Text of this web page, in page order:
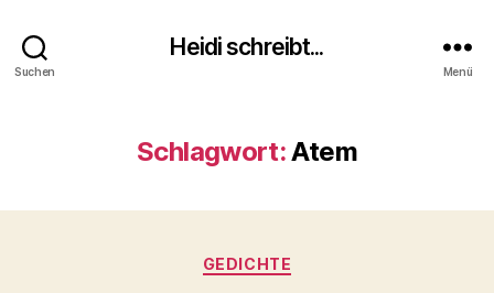
Suchen
Heidi schreibt...
Menü
Schlagwort:Atem
Kategorien
GEDICHTE